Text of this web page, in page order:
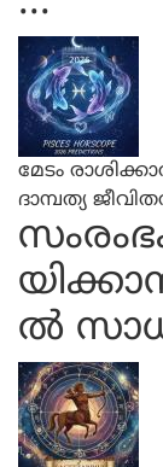
മേടം
ദാമ്പത്യ
ല്‍